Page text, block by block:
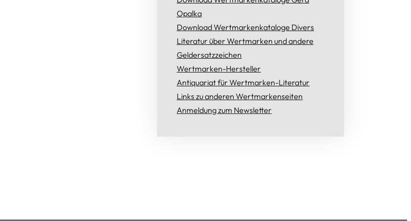
Opalka
Download Wertmarkenkataloge Divers
Literatur über Wertmarken und andere
Geldersatzzeichen
Wertmarken-Hersteller
Antiquariat für Wertmarken-Literatur
Links zu anderen Wertmarkenseiten
Anmeldung zum Newsletter